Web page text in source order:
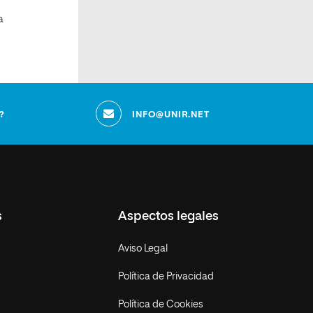
INFO@UNIR.NET
Aspectos legales
Aviso Legal
Política de Privacidad
Política de Cookies